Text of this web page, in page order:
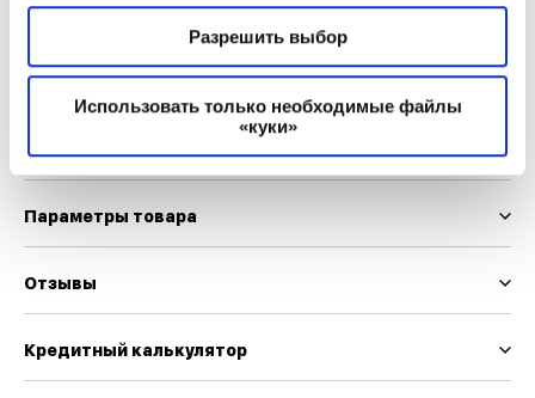
Разрешить выбор
Использовать только необходимые файлы
«куки»
Мы используем EUR и INT шкалу размеров
Описание товара
Параметры товара
Отзывы
Кредитный калькулятор